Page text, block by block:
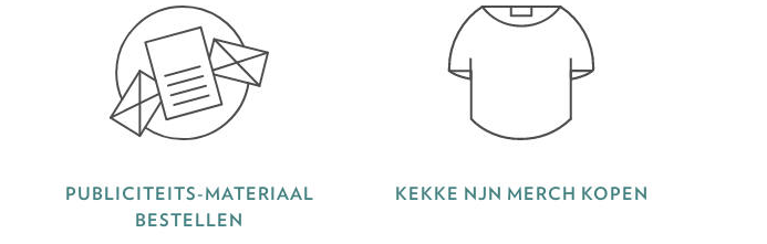
PUBLICITEITS-MATERIAAL
BESTELLEN
KEKKE NJN MERCH KOPEN